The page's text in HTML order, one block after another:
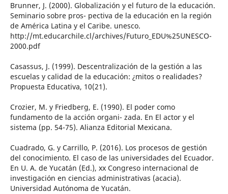
Brunner, J. (2000). Globalización y el futuro de la educación.
Seminario sobre pros- pectiva de la educación en la región
de América Latina y el Caribe. unesco.
http://mt.educarchile.cl/archives/Futuro_EDU%25UNESCO-
2000.pdf
Casassus, J. (1999). Descentralización de la gestión a las
escuelas y calidad de la educación: ¿mitos o realidades?
Propuesta Educativa, 10(21).
Crozier, M. y Friedberg, E. (1990). El poder como
fundamento de la acción organi- zada. En El actor y el
sistema (pp. 54-75). Alianza Editorial Mexicana.
Cuadrado, G. y Carrillo, P. (2016). Los procesos de gestión
del conocimiento. El caso de las universidades del Ecuador.
En U. A. de Yucatán (Ed.), xx Congreso internacional de
investigación en ciencias administrativas (acacia).
Universidad Autónoma de Yucatán.